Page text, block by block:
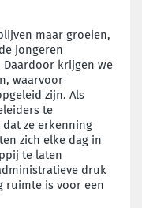
maar groeien,
jongeren
krijgen we
waarvoor
zijn. Als
te
ze erkenning
zich elke dag in
te laten
druk
ruimte is voor een